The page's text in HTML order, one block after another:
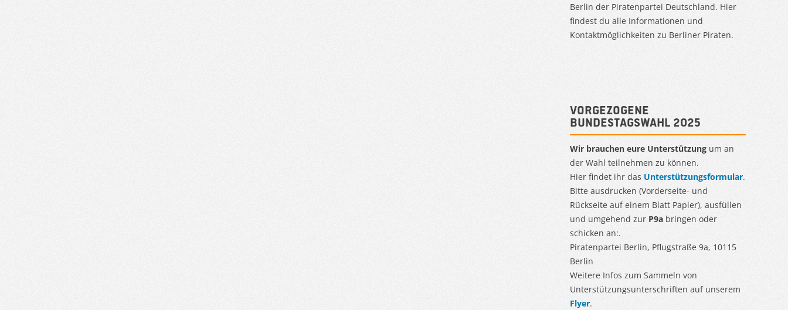
Berlin der Piratenpartei Deutschland. Hier
findest du alle Informationen und
Kontaktmöglichkeiten zu Berliner Piraten.
Vorgezogene
Bundestagswahl 2025
Wir brauchen eure Unterstützung um an
der Wahl teilnehmen zu können.
Hier findet ihr das Unterstützungsformular.
Bitte ausdrucken (Vorderseite- und
Rückseite auf einem Blatt Papier), ausfüllen
und umgehend zur P9a bringen oder
schicken an:.
Piratenpartei Berlin, Pflugstraße 9a, 10115
Berlin
Weitere Infos zum Sammeln von
Unterstützungsunterschriften auf unserem
Flyer.